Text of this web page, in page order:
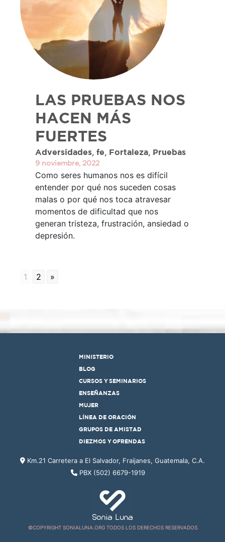
LAS PRUEBAS NOS
HACEN MÁS
FUERTES
Adversidades, fe, Fortaleza, Pruebas
9 noviembre, 2022
Como seres humanos nos es difícil
entender por qué nos suceden cosas
malas o por qué nos toca atravesar
momentos de dificultad que nos
generan tristeza, frustración, ansiedad o
depresión.
1 2 »
MINISTERIO
BLOG
CURSOS Y SEMINARIOS
ENSEÑANZAS
MUJER
LÍNEA DE ORACIÓN
GRUPOS DE AMISTAD
DIEZMOS Y OFRENDAS
Km.21 Carretera a El Salvador, Fraijanes, Guatemala, C.A.
PBX (502) 6679-1919
©COPYRIGHT SONIALUNA.ORG TODOS LOS DERECHOS RESERVADOS